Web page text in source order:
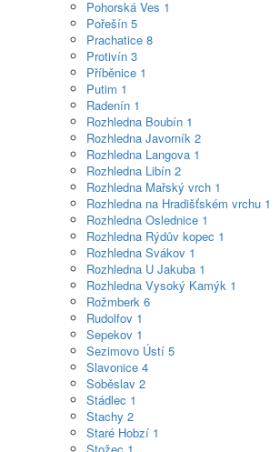
Pohorská Ves 1
Pořešín 5
Prachatice 8
Protivín 3
Příběnice 1
Putim 1
Radenín 1
Rozhledna Boubín 1
Rozhledna Javorník 2
Rozhledna Langova 1
Rozhledna Libín 2
Rozhledna Mařský vrch 1
Rozhledna na Hradišťském vrchu 1
Rozhledna Oslednice 1
Rozhledna Rýdův kopec 1
Rozhledna Svákov 1
Rozhledna U Jakuba 1
Rozhledna Vysoký Kamýk 1
Rožmberk 6
Rudolfov 1
Sepekov 1
Sezimovo Ústí 5
Slavonice 4
Soběslav 2
Stádlec 1
Stachy 2
Staré Hobzí 1